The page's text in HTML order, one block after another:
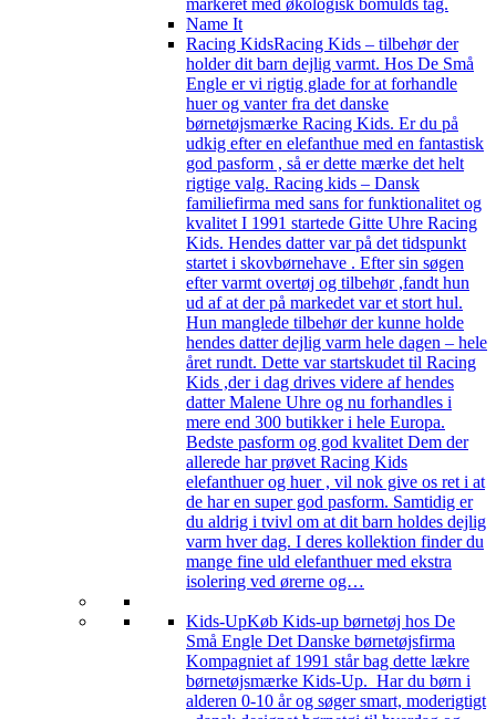
Name It
Racing KidsRacing Kids – tilbehør der
holder dit barn dejlig varmt. Hos De Små
Engle er vi rigtig glade for at forhandle
huer og vanter fra det danske
børnetøjsmærke Racing Kids. Er du på
udkig efter en elefanthue med en fantastisk
god pasform , så er dette mærke det helt
rigtige valg. Racing kids – Dansk
familiefirma med sans for funktionalitet og
kvalitet I 1991 startede Gitte Uhre Racing
Kids. Hendes datter var på det tidspunkt
startet i skovbørnehave . Efter sin søgen
efter varmt overtøj og tilbehør ,fandt hun
ud af at der på markedet var et stort hul.
Hun manglede tilbehør der kunne holde
hendes datter dejlig varm hele dagen – hele
året rundt. Dette var startskudet til Racing
Kids ,der i dag drives videre af hendes
datter Malene Uhre og nu forhandles i
mere end 300 butikker i hele Europa.
Bedste pasform og god kvalitet Dem der
allerede har prøvet Racing Kids
elefanthuer og huer , vil nok give os ret i at
de har en super god pasform. Samtidig er
du aldrig i tvivl om at dit barn holdes dejlig
varm hver dag. I deres kollektion finder du
mange fine uld elefanthuer med ekstra
isolering ved ørerne og…
Kids-UpKøb Kids-up børnetøj hos De
Små Engle Det Danske børnetøjsfirma
Kompagniet af 1991 står bag dette lækre
børnetøjsmærke Kids-Up. Har du børn i
alderen 0-10 år og søger smart, moderigtigt